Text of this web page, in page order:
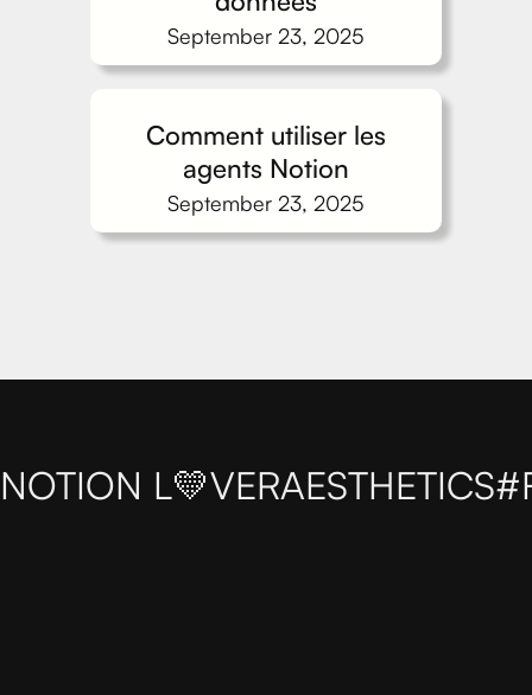
September 23, 2025
Comment utiliser les
agents Notion
September 23, 2025
NOTION L💛VERAESTHETICS